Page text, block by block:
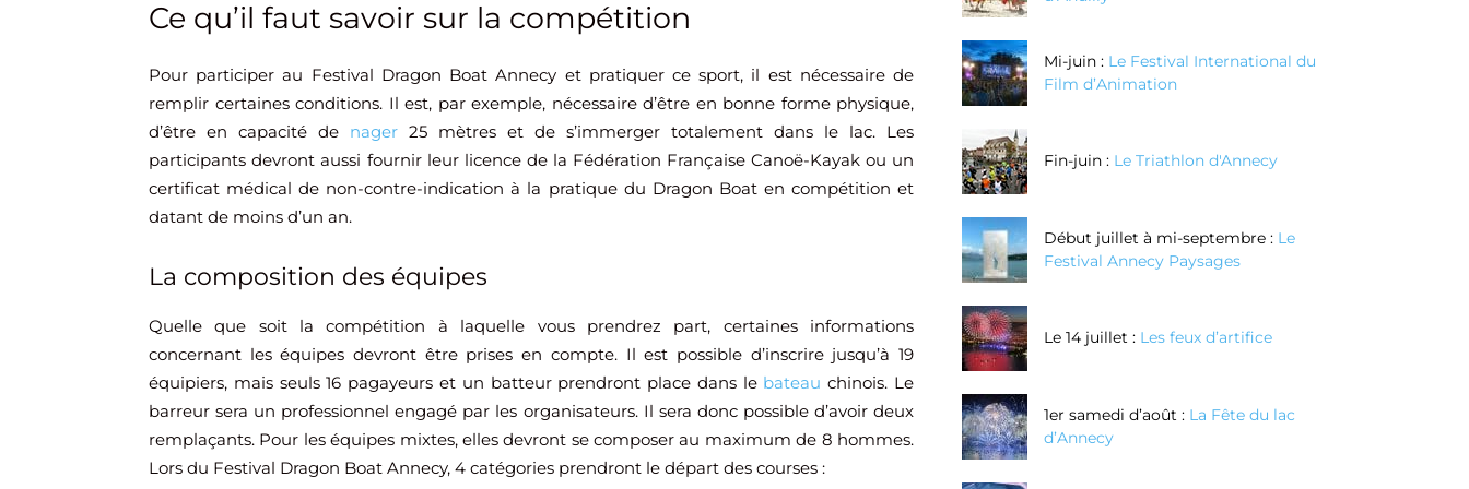
Ce qu’il faut savoir sur la compétition
Pour participer au Festival Dragon Boat Annecy et pratiquer ce sport, il est nécessaire de
remplir certaines conditions. Il est, par exemple, nécessaire d’être en bonne forme physique,
d’être en capacité de nager 25 mètres et de s’immerger totalement dans le lac. Les
participants devront aussi fournir leur licence de la Fédération Française Canoë-Kayak ou un
certificat médical de non-contre-indication à la pratique du Dragon Boat en compétition et
datant de moins d’un an.
La composition des équipes
Quelle que soit la compétition à laquelle vous prendrez part, certaines informations
concernant les équipes devront être prises en compte. Il est possible d’inscrire jusqu’à 19
équipiers, mais seuls 16 pagayeurs et un batteur prendront place dans le bateau chinois. Le
barreur sera un professionnel engagé par les organisateurs. Il sera donc possible d’avoir deux
remplaçants. Pour les équipes mixtes, elles devront se composer au maximum de 8 hommes.
Lors du Festival Dragon Boat Annecy, 4 catégories prendront le départ des courses :
Mi-juin : Le Festival International du
Film d’Animation
Fin-juin : Le Triathlon d'Annecy
Début juillet à mi-septembre : Le
Festival Annecy Paysages
Le 14 juillet : Les feux d’artifice
1er samedi d’août : La Fête du lac
d’Annecy